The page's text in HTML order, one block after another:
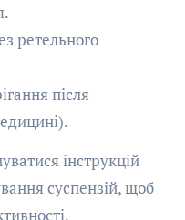
ретельного
після
інструкцій
суспензій, щоб